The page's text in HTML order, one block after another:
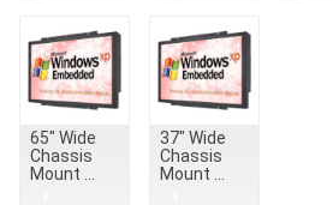
B
B
65" Wide
Chassis
Mount
37" Wide
Chassis
Mount